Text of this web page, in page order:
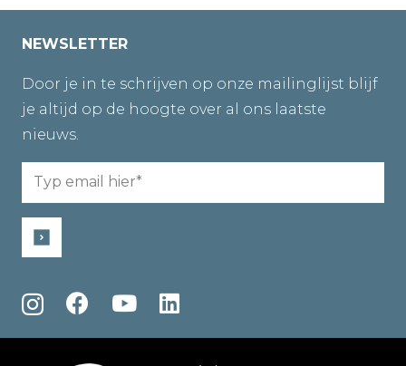
NEWSLETTER
Door je in te schrijven op onze mailinglijst blijf
je altijd op de hoogte over al ons laatste
nieuws.
Email